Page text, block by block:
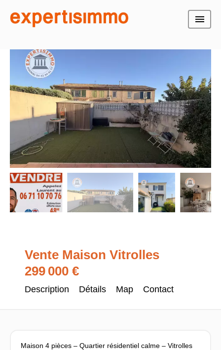
Vente Maison Vitrolles
299 000 €
Description Détails Map Contact
Maison 4 pièces – Quartier résidentiel calme – Vitrolles